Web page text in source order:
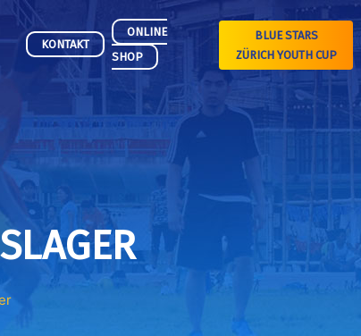
KONTAKT
ONLINE
SHOP
BLUE STARS
ZÜRICH YOUTH CUP